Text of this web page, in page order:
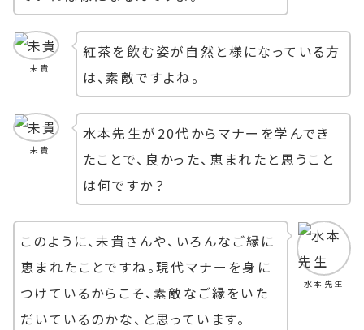
未貴
紅茶を飲む姿が自然と様になっている方
は、素敵ですよね。
未貴
水本先生が20代からマナーを学んでき
たことで、良かった、恵まれたと思うこと
は何ですか？
水本先生
このように、未貴さんや、いろんなご縁に
恵まれたことですね。現代マナーを身に
つけているからこそ、素敵なご縁をいた
だいているのかな、と思っています。